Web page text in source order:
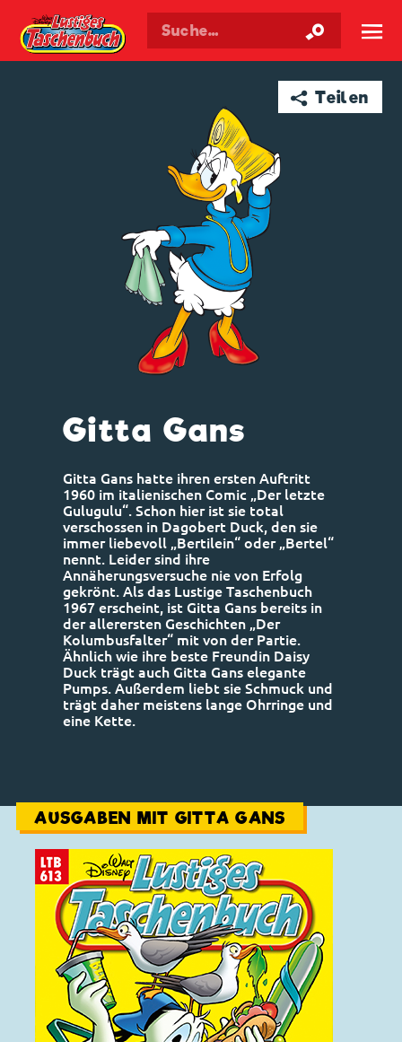
Walt Disneys Taschenbuch ☰
➦ Teilen
Gitta Gans
Gitta Gans hatte ihren ersten Auftritt
1960 im italienischen Comic „Der letzte
Gulugulu“. Schon hier ist sie total
verschossen in Dagobert Duck, den sie
immer liebevoll „Bertilein“ oder „Bertel“
nennt. Leider sind ihre
Annäherungsversuche nie von Erfolg
gekrönt. Als das Lustige Taschenbuch
1967 erscheint, ist Gitta Gans bereits in
der allerersten Geschichten „Der
Kolumbusfalter“ mit von der Partie.
Ähnlich wie ihre beste Freundin Daisy
Duck trägt auch Gitta Gans elegante
Pumps. Außerdem liebt sie Schmuck und
trägt daher meistens lange Ohrringe und
eine Kette.
AUSGABEN MIT GITTA GANS